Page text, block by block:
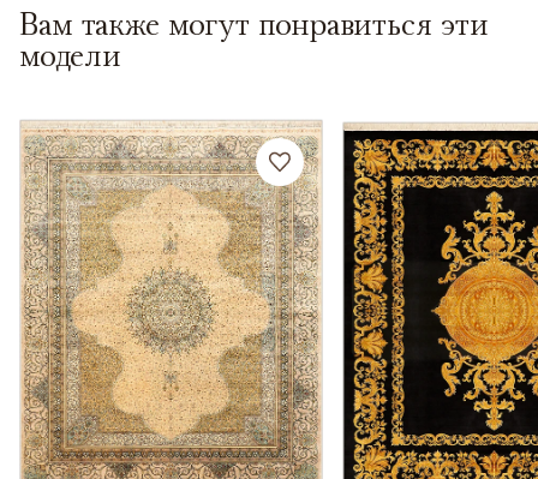
Вам также могут понравиться эти
модели